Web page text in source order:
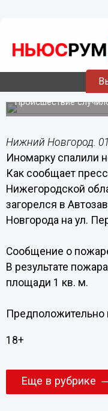
01.09.201409:41
Иномарку
Происшествие
Нижний Новгород.
Иномарку спалили
Как сообщает
Нижегородской
загорелся в
Новгорода на ул.
Сообщение о
В результате
площади 1 кв. м.
Предположительно
18+
Еще в рубрике